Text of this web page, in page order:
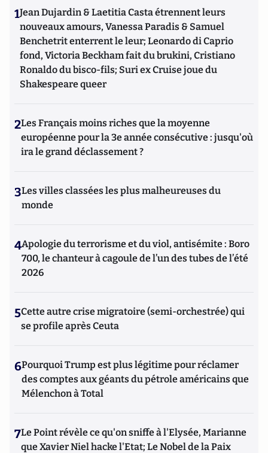
1Jean Dujardin & Laetitia Casta étrennent leurs
nouveaux amours, Vanessa Paradis & Samuel
Benchetrit enterrent le leur; Leonardo di Caprio
fond, Victoria Beckham fait du brukini, Cristiano
Ronaldo du bisco-fils; Suri ex Cruise joue du
Shakespeare queer
2Les Français moins riches que la moyenne
européenne pour la 3e année consécutive : jusqu'où
ira le grand déclassement ?
3Les villes classées les plus malheureuses du
monde
4Apologie du terrorisme et du viol, antisémite : Boro
700, le chanteur à cagoule de l’un des tubes de l’été
2026
5Cette autre crise migratoire (semi-orchestrée) qui
se profile après Ceuta
6Pourquoi Trump est plus légitime pour réclamer
des comptes aux géants du pétrole américains que
Mélenchon à Total
7Le Point révèle ce qu'on sniffe à l'Elysée, Marianne
que Xavier Niel hacke l'Etat; Le Nobel de la Paix